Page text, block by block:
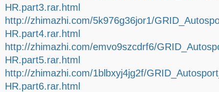
HR.part3.rar.html
http://zhimazhi.com/5k976g36jor1/
HR.part4.rar.html
http://zhimazhi.com/emvo9szcdrf6/
HR.part5.rar.html
http://zhimazhi.com/1blbxyj4jg2f/
HR.part6.rar.html